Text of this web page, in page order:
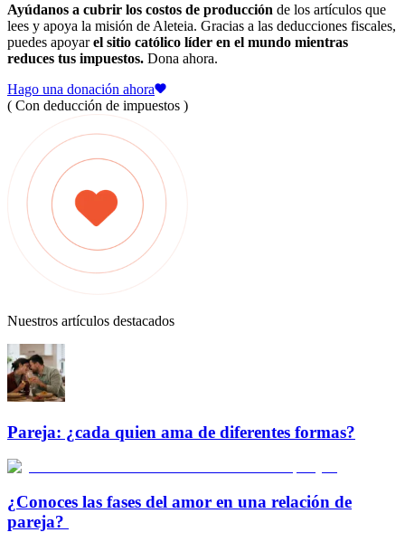
Ayúdanos a cubrir los costos de producción de los artículos que
lees y apoya la misión de Aleteia. Gracias a las deducciones fiscales,
puedes apoyarel sitio católico líder en el mundo mientras
reduces tus impuestos. Dona ahora.
Hago una donación ahora
( Con deducción de impuestos )
Nuestros artículos destacados
Pareja: ¿cada quien ama de diferentes formas?
¿Conoces las fases del amor en una relación de
pareja?